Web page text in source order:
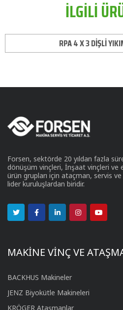
İLGİLİ
RPA 4 X 3 DİŞLİ
Forsen, sektörde 20 yıldan fazla
dönüşüm vinçleri, İnşaat vinçleri ve
ürün grupları için ataçman, servis
lider kuruluşlardan biridir.
MAKİNE VİNÇ VE
BACKHUS Makineler
JENZ Biyokütle Makineleri
KRÖGER Ataşmanlar